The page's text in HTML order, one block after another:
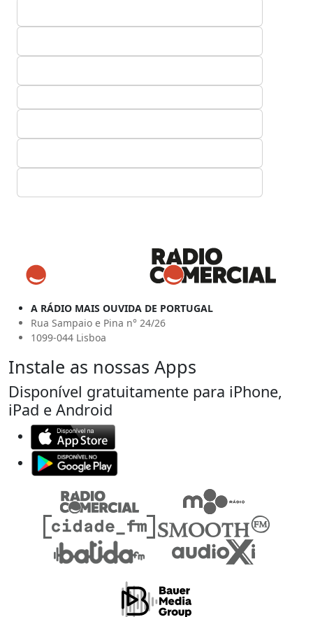
A RÁDIO MAIS OUVIDA DE PORTUGAL
Rua Sampaio e Pina n° 24/26
1099-044 Lisboa
Instale as nossas Apps
Disponível gratuitamente para iPhone,
iPad e Android